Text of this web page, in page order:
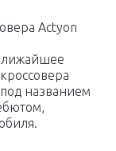
Actyon
названием